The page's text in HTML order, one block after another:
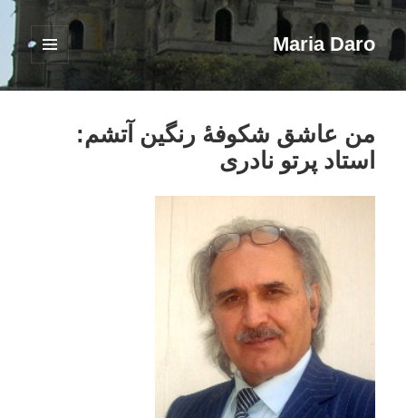
Maria Daro
فهرست
ابزارک‌ها
من عاشق شکوفۀ رنگین آتشم:
استاد پرتو نادری